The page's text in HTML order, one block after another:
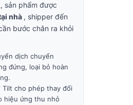
sản phẩm được
nhà , shipper đến
bước chân ra khỏi
dịch chuyển
đứng, loại bỏ hoàn
Tilt cho phép thay đổi
hiệu ứng thu nhỏ